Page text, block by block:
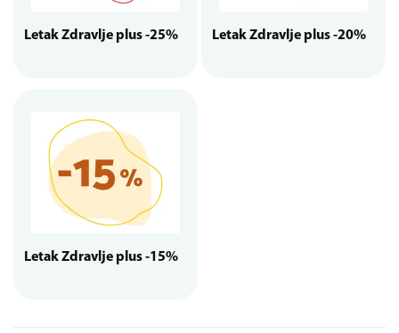
Letak Zdravlje plus -25% Letak Zdravlje plus -20%
Letak Zdravlje plus -15%